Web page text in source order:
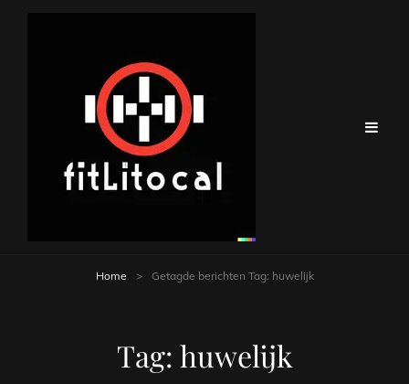
Home > Getagde berichten Tag: huwelijk
Tag: huwelijk